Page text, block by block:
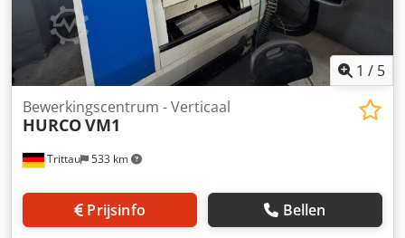
1 / 5
Trittau 533 km
Bewerkingscentrum - Verticaal
HURCOVM1
Prijsinfo Bellen